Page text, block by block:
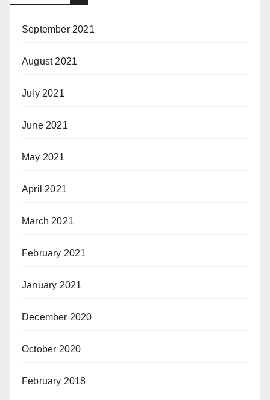
September 2021
August 2021
July 2021
June 2021
May 2021
April 2021
March 2021
February 2021
January 2021
December 2020
October 2020
February 2018